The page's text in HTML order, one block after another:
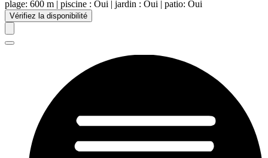
plage: 600 m | piscine : Oui | jardin : Oui | patio: Oui
Vérifiez la disponibilité